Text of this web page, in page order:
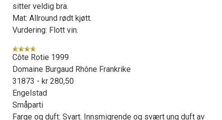
sitter veldig bra.
Mat: Allround rødt kjøtt.
Vurdering: Flott vin.
Côte Rotie 1999
Domaine Burgaud Rhône Frankrike
31873 - kr 280,50
Engelstad
Småparti
Farge og duft: Svart. Innsmigrende og svært ung duft av